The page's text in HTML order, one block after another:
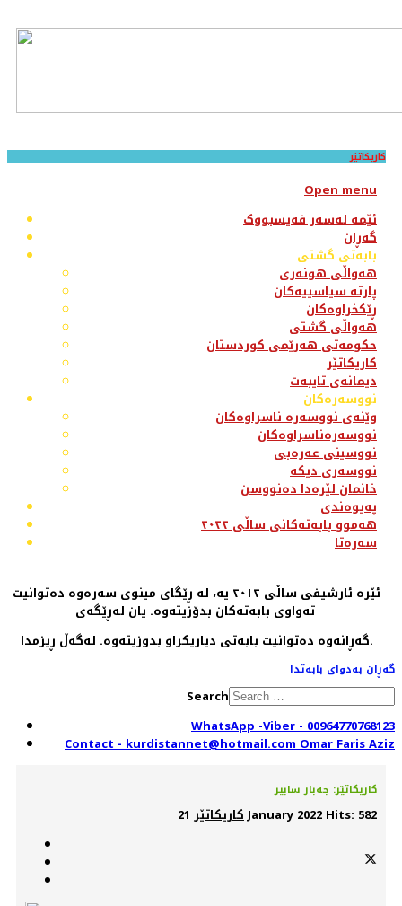
کاریکاتێر
Open menu
ئێمە لەسەر فەیسبووک
گەڕان
بابەتی گشتی
هەواڵی هونەری
پارتە سیاسییەکان
ڕێکخراوەکان
هەواڵی گشتی
حکومەتی هەرێمی کوردستان
کاریکاتێر
دیمانەی تایبەت
نووسەرەکان
وێنەی نووسەرە ناسراوەکان
نووسەرەناسراوەکان
نووسینی عەرەبی
نووسەری دیکە
خانمان لێرەدا دەنووسن
پەیوەندی
هەموو بابەتەکانی ساڵی ٢٠٢٢
سەرەتا
ئێرە ئارشیفی ساڵی ٢٠١٢ یە، لە ڕێگای مینوی سەرەوە دەتوانیت
تەواوی بابەتەکان بدۆزیتەوە. یان لەڕێگەی
گەڕانەوە دەتوانیت بابەتی دیاریکراو بدوزیتەوە. لەگەڵ ڕیزمدا.
گەڕان بەدوای بابەتدا
Search
WhatsApp -Viber - 00964770768123
Contact - kurdistannet@hotmail.com Omar Faris Aziz
کاریکاتێر: جەبار سابیر
کاریکاتێر21 January 2022 Hits: 582